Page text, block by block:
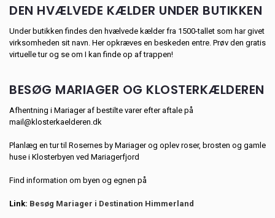
DEN HVÆLVEDE KÆLDER UNDER BUTIKKEN
Under butikken findes den hvælvede kælder fra 1500-tallet som har givet
virksomheden sit navn. Her opkræves en beskeden entre. Prøv den gratis
virtuelle tur og se om I kan finde op af trappen!
BESØG MARIAGER OG KLOSTERKÆLDEREN
Afhentning i Mariager af bestilte varer efter aftale på
mail@klosterkaelderen.dk
Planlæg en tur til Rosernes by Mariager og oplev roser, brosten og gamle
huse i Klosterbyen ved Mariagerfjord
Find information om byen og egnen på
Link: Besøg Mariager i Destination Himmerland